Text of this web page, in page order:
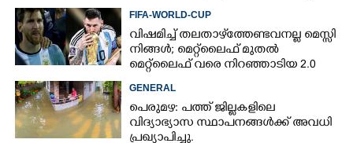
FIFA-WORLD-CUP
വിഷമിച്ച് തലതാഴ്‌ത്തേണ്ടവനല്ല മെസ്സി
നിങ്ങള്‍; മെറ്റ്‌ലൈഫ് മുതല്‍
മെറ്റ്‌ലൈഫ് വരെ നിറഞ്ഞാടിയ 2.0
GENERAL
പെരുമഴ: പത്ത് ജില്ലകളിലെ
വിദ്യാഭ്യാസ സ്ഥാപനങ്ങൾക്ക് അവധി
പ്രഖ്യാപിച്ചു.